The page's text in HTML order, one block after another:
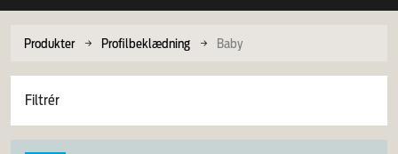
Produkter Profilbeklædning Baby
Filtrér